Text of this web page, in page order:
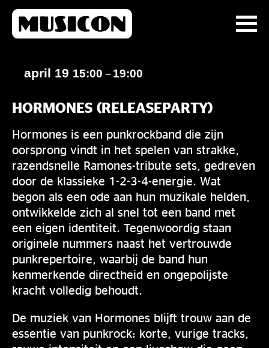
april 19 15:00 – 19:00
HORMONES (RELEASEPARTY)
Hormones is een punkrockband die zijn
oorsprong vindt in het spelen van strakke,
razendsnelle Ramones-tribute sets, gedreven
door de klassieke 1-2-3-4-energie. Wat
begon als een ode aan hun muzikale helden,
ontwikkelde zich al snel tot een band met
een eigen identiteit. Tegenwoordig staan
originele nummers naast het vertrouwde
punkrepertoire, waarbij de band hun
kenmerkende directheid en ongepolijste
kracht volledig behoudt.
De muziek van Hormones blijft trouw aan de
essentie van punkrock: korte, vurige tracks,